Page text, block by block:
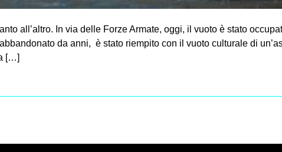
all’altro. In via delle Forze Armate, oggi, il vuoto è stato
da anni, è stato riempito con il vuoto culturale di
[…]